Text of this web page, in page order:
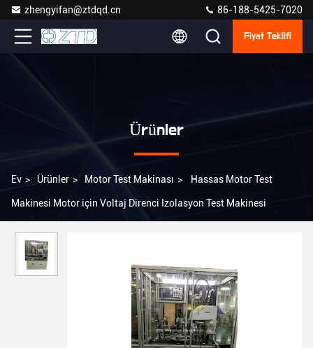
zhengyifan@ztdqd.cn 86-188-5425-7020
Fiyat Teklifi
Ürünler
Ev > Ürünler > Motor Test Makinası > Hassas Motor Test
Makinesi Motor için Voltaj Direnci Izolasyon Test Makinesi